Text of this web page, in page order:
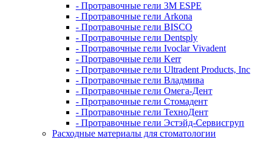
- Протравочные гели 3М ESPE
- Протравочные гели Arkona
- Протравочные гели BISCO
- Протравочные гели Dentsply
- Протравочные гели Ivoclar Vivadent
- Протравочные гели Kerr
- Протравочные гели Ultradent Products, Inc
- Протравочные гели Владмива
- Протравочные гели Омега-Дент
- Протравочные гели Стомадент
- Протравочные гели ТехноДент
- Протравочные гели Эстэйд-Сервисгруп
Расходные материалы для стоматологии